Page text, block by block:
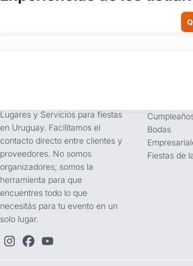
Lugares y Servicios para fiestas
en Uruguay. Facilitamos el
contacto directo entre clientes y
proveedores. No somos
organizadores; somos la
herramienta para que
encuentres todo lo que
necesitás para tu evento en un
solo lugar.
Bodas
Fiestas de